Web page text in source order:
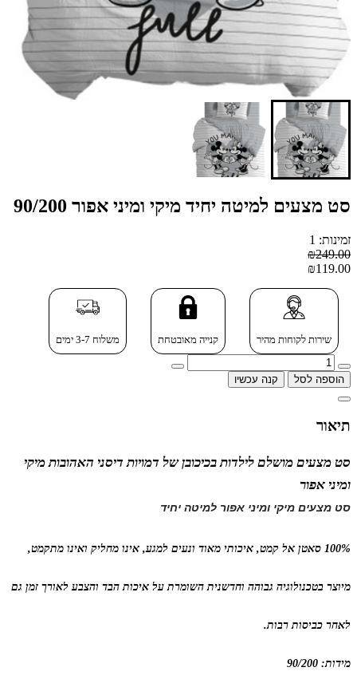
סט מצעים למיטה יחיד מיקי ומיני אפור 90/200
זמינות: 1
₪249.00
₪119.00
שירות לקוחות מהיר קנייה מאובטחת משלוח 3-7 ימים
הוספה לסל קנה עכשיו
תיאור
סט מצעים מושלם לילדות בכיכובן של דמויות דיסני האהובות מיקי
ומיני אפור
סט מצעים מיקי ומיני אפור למיטה יחיד
100% סאטן אל קמט, איכותי מאוד ונעים למגע, אינו מחליק ואינו מתקמט,
מיוצר בטכנולוגיה גבוהה וחדשנית השומרת על איכות הבד והצבע לאורך זמן גם
לאחר כביסות רבות.
מידות: 90/200